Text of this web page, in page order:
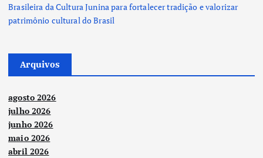
Brasileira da Cultura Junina para fortalecer tradição e valorizar
patrimônio cultural do Brasil
Arquivos
agosto 2026
julho 2026
junho 2026
maio 2026
abril 2026